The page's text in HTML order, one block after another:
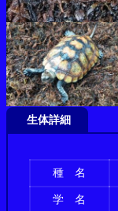
生体詳細
種 名
学 名